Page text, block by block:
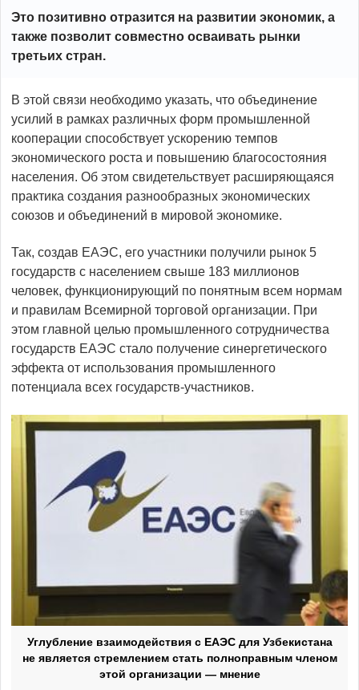
Это позитивно отразится на развитии экономик, а
также позволит совместно осваивать рынки
третьих стран.
В этой связи необходимо указать, что объединение
усилий в рамках различных форм промышленной
кооперации способствует ускорению темпов
экономического роста и повышению благосостояния
населения. Об этом свидетельствует расширяющаяся
практика создания разнообразных экономических
союзов и объединений в мировой экономике.
Так, создав ЕАЭС, его участники получили рынок 5
государств с населением свыше 183 миллионов
человек, функционирующий по понятным всем нормам
и правилам Всемирной торговой организации. При
этом главной целью промышленного сотрудничества
государств ЕАЭС стало получение синергетического
эффекта от использования промышленного
потенциала всех государств-участников.
Углубление взаимодействия с ЕАЭС для Узбекистана
не является стремлением стать полноправным членом
этой организации — мнение